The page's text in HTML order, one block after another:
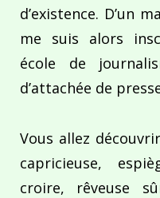
d’existence. D’un
me suis alors
école de
d’attachée de
Vous allez
capricieuse,
croire, rêveuse